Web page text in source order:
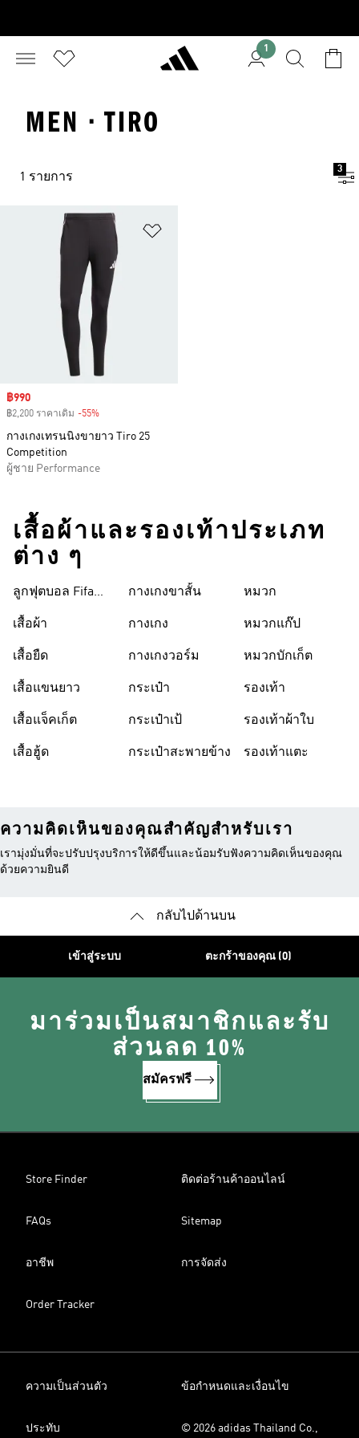
1
MEN · TIRO
1 รายการ
3
Sale price
฿990
฿2,200 ราคาเดิม -55%
กางเกงเทรนนิงขายาว Tiro 25
Competition
ผู้ชาย Performance
เสื้อผ้าและรองเท้าประเภท
ต่าง ๆ
ลูกฟุตบอล Fifa
เสื้อผ้า
เสื้อยืด
เสื้อแขนยาว
เสื้อแจ็คเก็ต
เสื้อฮู้ด
กางเกงขาสั้น
กางเกง
กางเกงวอร์ม
กระเป๋า
กระเป๋าเป้
กระเป๋าสะพายข้าง
หมวก
หมวกแก๊ป
หมวกบักเก็ต
รองเท้า
รองเท้าผ้าใบ
รองเท้าแตะ
ความคิดเห็นของคุณสำคัญสำหรับเรา
เรามุ่งมั่นที่จะปรับปรุงบริการให้ดีขึ้นและน้อมรับฟังความคิดเห็นของคุณ
ด้วยความยินดี
กลับไปด้านบน
เข้าสู่ระบบ ตะกร้าของคุณ (0)
มาร่วมเป็นสมาชิกและรับ
ส่วนลด 10%
สมัครฟรี
Store Finder ติดต่อร้านค้าออนไลน์
FAQs Sitemap
อาชีพ การจัดส่ง
Order Tracker
ความเป็นส่วนตัว ข้อกำหนดและเงื่อนไข
ประทับ © 2026 adidas Thailand Co.,